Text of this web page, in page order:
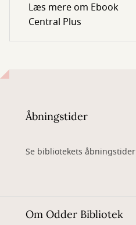
Læs mere om Ebook
Central Plus
Åbningstider
Se bibliotekets åbningstider
Om Odder Bibliotek